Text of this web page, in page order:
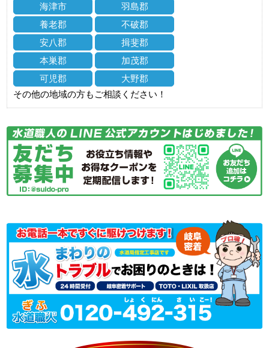
海津市
羽島郡
養老郡
不破郡
安八郡
揖斐郡
本巣郡
加茂郡
可児郡
大野郡
その他の地域の方もご相談ください！